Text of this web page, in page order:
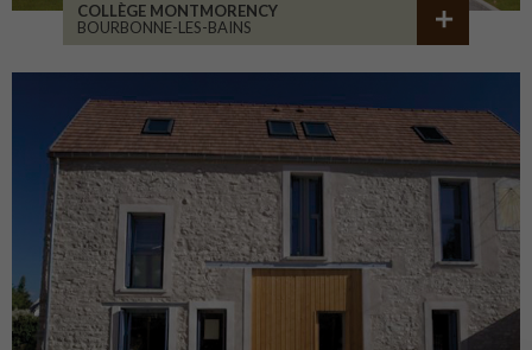
COLLÈGE MONTMORENCY
BOURBONNE-LES-BAINS